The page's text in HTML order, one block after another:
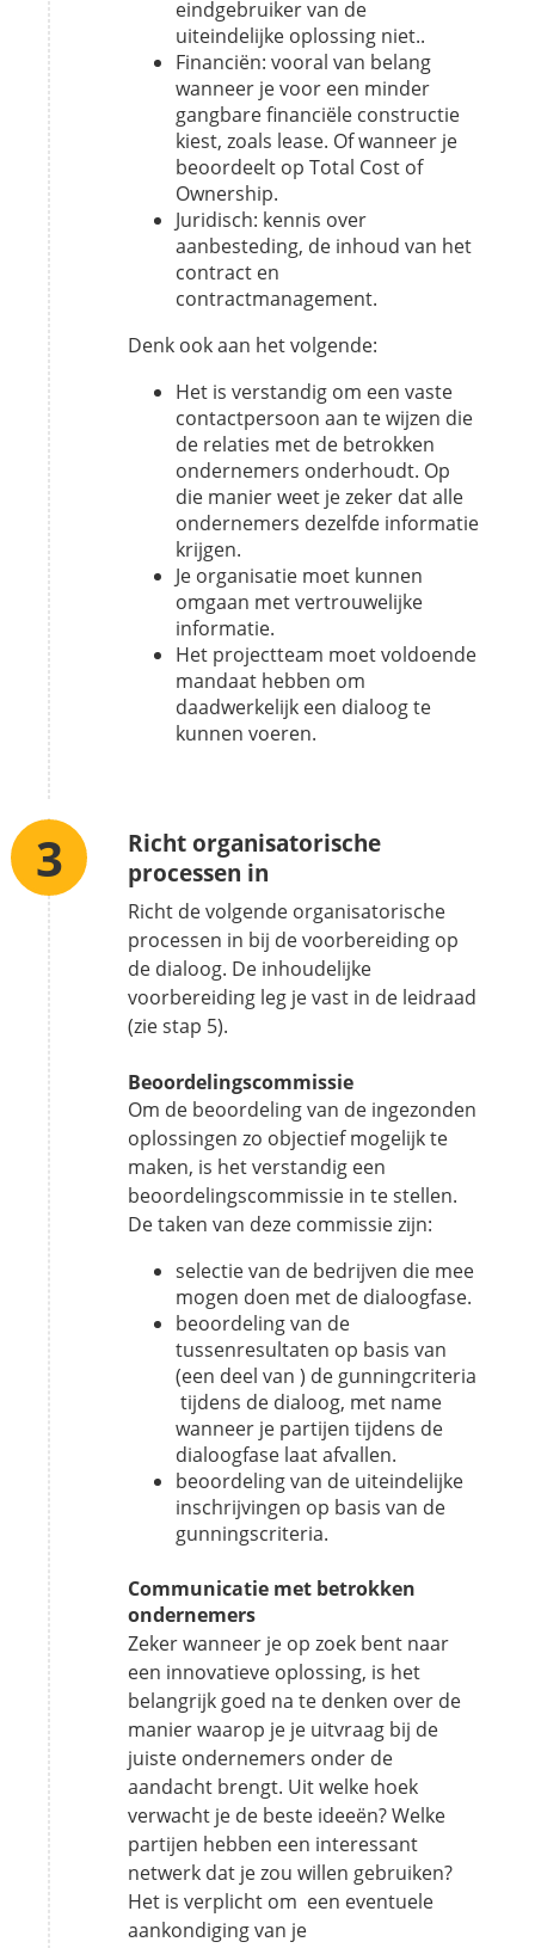
eindgebruiker van de
uiteindelijke oplossing niet..
Financiën: vooral van belang
wanneer je voor een minder
gangbare financiële constructie
kiest, zoals lease. Of wanneer je
beoordeelt op Total Cost of
Ownership.
Juridisch: kennis over
aanbesteding, de inhoud van het
contract en
contractmanagement.
Denk ook aan het volgende:
Het is verstandig om een vaste
contactpersoon aan te wijzen die
de relaties met de betrokken
ondernemers onderhoudt. Op
die manier weet je zeker dat alle
ondernemers dezelfde informatie
krijgen.
Je organisatie moet kunnen
omgaan met vertrouwelijke
informatie.
Het projectteam moet voldoende
mandaat hebben om
daadwerkelijk een dialoog te
kunnen voeren.
Richt organisatorische
processen in
Richt de volgende organisatorische
processen in bij de voorbereiding op
de dialoog. De inhoudelijke
voorbereiding leg je vast in de leidraad
(zie stap 5).
Beoordelingscommissie
Om de beoordeling van de ingezonden
oplossingen zo objectief mogelijk te
maken, is het verstandig een
beoordelingscommissie in te stellen.
De taken van deze commissie zijn:
selectie van de bedrijven die mee
mogen doen met de dialoogfase.
beoordeling van de
tussenresultaten op basis van
(een deel van ) de gunningcriteria
tijdens de dialoog, met name
wanneer je partijen tijdens de
dialoogfase laat afvallen.
beoordeling van de uiteindelijke
inschrijvingen op basis van de
gunningscriteria.
Communicatie met betrokken
ondernemers
Zeker wanneer je op zoek bent naar
een innovatieve oplossing, is het
belangrijk goed na te denken over de
manier waarop je je uitvraag bij de
juiste ondernemers onder de
aandacht brengt. Uit welke hoek
verwacht je de beste ideeën? Welke
partijen hebben een interessant
netwerk dat je zou willen gebruiken?
Het is verplicht om een eventuele
aankondiging van je